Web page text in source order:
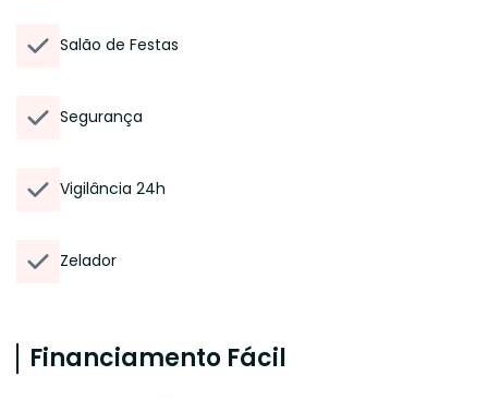
Salão de Festas
Segurança
Vigilância 24h
Zelador
Financiamento Fácil